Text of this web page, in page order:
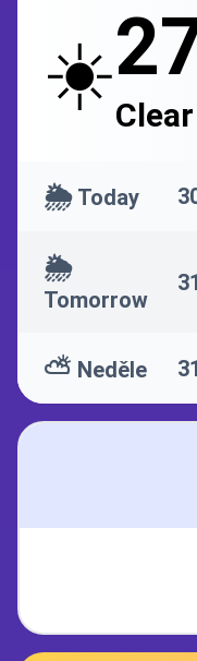
☀️Clear
🌦️ Today
🌦️
Tomorrow
⛅ Neděle